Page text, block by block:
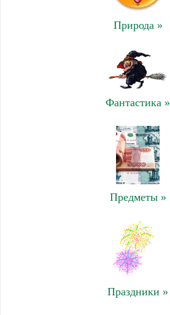
Природа »
Фантастика »
Предметы »
Праздники »